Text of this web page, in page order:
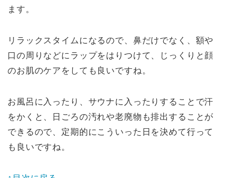
ます。
リラックスタイムになるので、鼻だけでなく、額や
口の周りなどにラップをはりつけて、じっくりと顔
のお肌のケアをしても良いですね。
お風呂に入ったり、サウナに入ったりすることで汗
をかくと、日ごろの汚れや老廃物も排出することが
できるので、定期的にこういった日を決めて行って
も良いですね。